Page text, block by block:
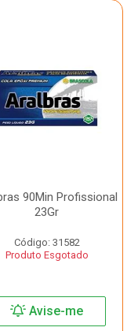
90Min Profissional
23Gr
Código: 31582
Produto Esgotado
Avise-me